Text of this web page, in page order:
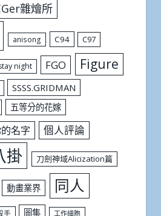
雜燴所
anisong C94 C97
night FGO Figure
SSSS.GRIDMAN
五等分的花嫁
名字 個人評論
掛 刀劍神域Alicization篇
動畫業界 同人
手 圖集 工作細胞